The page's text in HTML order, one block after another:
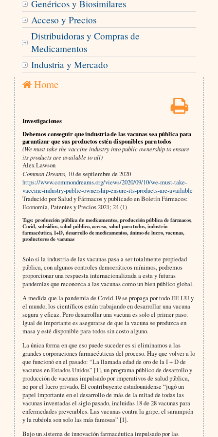
Genéricos y Biosimilares
Acceso y Precios
Distribuidoras y Compras de
Medicamentos
Industria y Mercado
Home
Investigaciones
Debemos conseguir que industria de las vacunas sea pública para
garantizar que sus productos estén disponibles para todos
(We must take the vaccine industry into public ownership to ensure
its products are available to all)
Alex Lawson
Common Dreams, 10 de septiembre de 2020
https://www.commondreams.org/views/2020/09/10/we-must-take-
vaccine-industry-public-ownership-ensure-its-products-are-available
Traducido por Salud y Fármacos y publicado en Boletín Fármacos:
Economía, Patentes y Precios 2021; 24 (1)
Tags: producción pública de medicamentos, producción pública de fármacos,
Covid, subsidios, salud pública, acceso, salud para todos, industria
farmacéutica, I+D, desarrollo de medicamentos, ánimo de lucro, vacunas,
productores de vacunas
Solo si la industria de las vacunas pasa a ser totalmente propiedad
pública, con algunos controles democráticos mínimos, podremos
proporcionar una respuesta internacionalizada a esta y futuras
pandemias que reconozca a las vacunas como un bien público global.
A medida que la pandemia de Covid-19 se propaga por todo EE UU y
el mundo, los científicos están trabajando en desarrollar una vacuna
segura y eficaz. Pero desarrollar una vacuna es solo el primer paso.
Igual de importante es asegurarse de que la vacuna se produzca en
masa y esté disponible para todos sin costo alguno.
La única forma en que eso puede suceder es si eliminamos a las
grandes corporaciones farmacéuticas del proceso. Hay que volver a lo
que funcionó en el pasado: “La llamada edad de oro de la I + D de
vacunas en Estados Unidos” [1], un programa público de desarrollo y
producción de vacunas impulsado por imperativos de salud pública,
no por el lucro privado. El contribuyente estadounidense “jugó un
papel importante en el desarrollo de más de la mitad de todas las
vacunas inventadas el siglo pasado, incluidas 18 de 28 vacunas para
enfermedades prevenibles. Las vacunas contra la gripe, el sarampión
y la rubéola son solo las más famosas” [1].
Bajo un sistema de innovación farmacéutica impulsado por las